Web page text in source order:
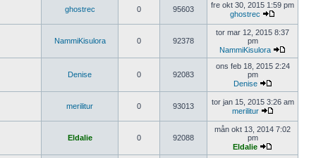
ghostrec 0 95603
fre okt 30, 2015 1:59 pm
ghostrec
NammiKisulora 0 92378
tor mar 12, 2015 8:37
pm
NammiKisulora
Denise 0 92083
ons feb 18, 2015 2:24
pm
Denise
merilitur 0 93013
tor jan 15, 2015 3:26 am
merilitur
Eldalie 0 92088
mån okt 13, 2014 7:02
pm
Eldalie